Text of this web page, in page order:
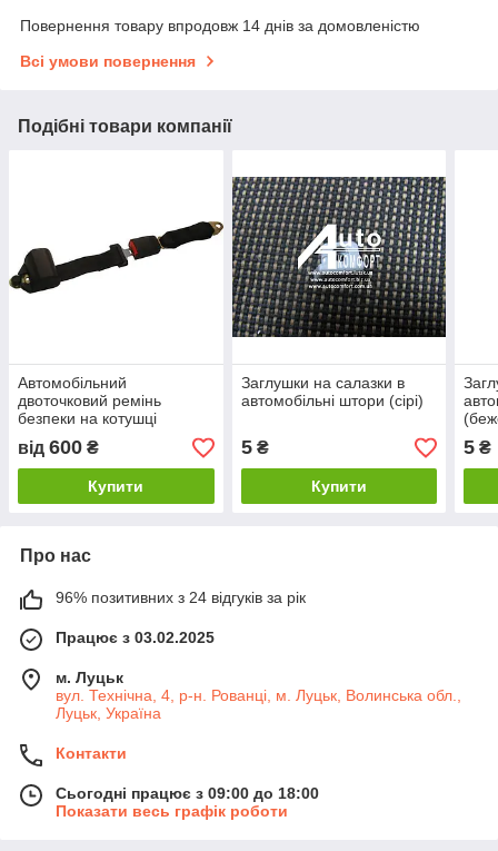
Повернення товару впродовж 14 днів за домовленістю
Всі умови повернення
Подібні товари компанії
Автомобільний
двоточковий ремінь
безпеки на котушці
(інерційний,
сертифікований, чорний)
від 600 ₴
Купити
Заглушки на салазки в
автомобільні штори (сірі)
5₴
Купити
5 ₴
Про нас
96% позитивних з 24 відгуків за рік
Працює з 03.02.2025
м. Луцьк
вул. Технічна, 4, р-н. Рованці, м. Луцьк, Волинська обл.,
Луцьк, Україна
Контакти
Сьогодні працює з 09:00 до 18:00
Показати весь графік роботи